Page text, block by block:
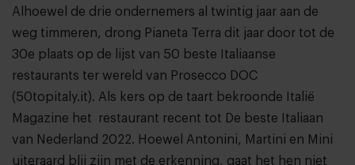
Alhoewel de drie ondernemers al twintig jaar aan de
weg timmeren, drong Pianeta Terra dit jaar door tot de
30e plaats op de lijst van 50 beste Italiaanse
restaurants ter wereld van Prosecco DOC
(50topitaly.it). Als kers op de taart bekroonde Italië
Magazine het restaurant recent tot De beste Italiaan
van Nederland 2022. Hoewel Antonini, Martini en Mini
uiteraard blij zijn met de erkenning, gaat het hen niet